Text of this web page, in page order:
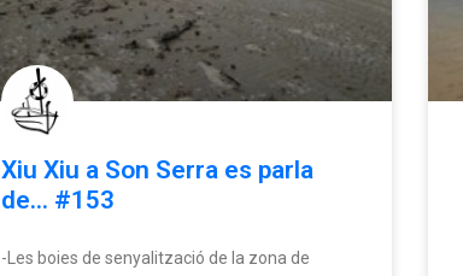
Xiu Xiu a Son Serra es parla
de… #153
-Les boies de senyalització de la zona de